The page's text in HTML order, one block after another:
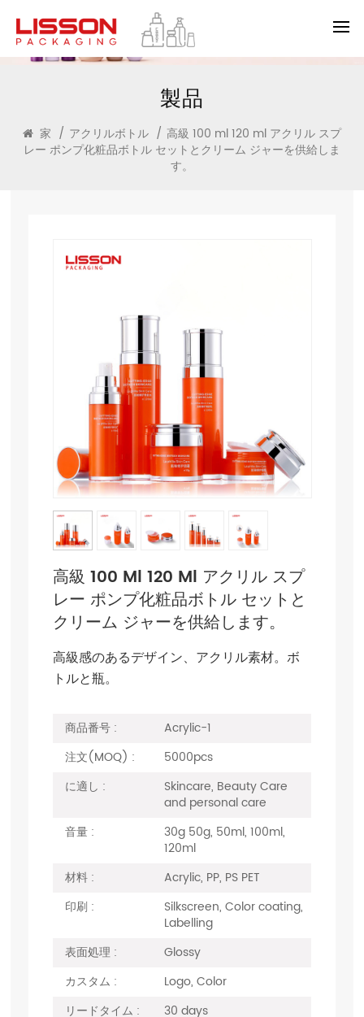
製品
家 / アクリルボトル / 高級 100 ml 120 ml アクリル スプ
レー ポンプ化粧品ボトル セットとクリーム ジャーを供給しま
す。
高級 100 Ml 120 Ml アクリル スプ
レー ポンプ化粧品ボトル セットと
クリーム ジャーを供給します。
高級感のあるデザイン、アクリル素材。ボ
トルと瓶。
商品番号 :
Acrylic-1
注文(MOQ) :
5000pcs
に適し :
Skincare, Beauty Care
and personal care
音量 :
30g 50g, 50ml, 100ml,
120ml
材料 :
Acrylic, PP, PS PET
印刷 :
Silkscreen, Color coating,
Labelling
表面処理 :
Glossy
カスタム :
Logo, Color
リードタイム :
30 days